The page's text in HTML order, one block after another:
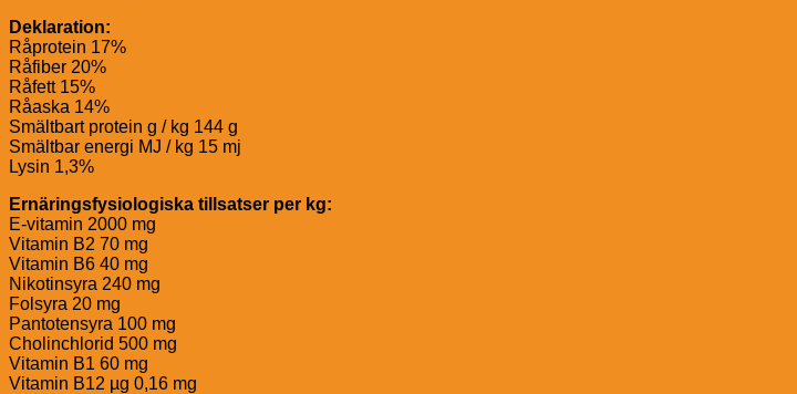
Deklaration:
Råprotein 17%
Råfiber 20%
Råfett 15%
Råaska 14%
Smältbart protein g / kg 144 g
Smältbar energi MJ / kg 15 mj
Lysin 1,3%
Ernäringsfysiologiska tillsatser per kg:
E-vitamin 2000 mg
Vitamin B2 70 mg
Vitamin B6 40 mg
Nikotinsyra 240 mg
Folsyra 20 mg
Pantotensyra 100 mg
Cholinchlorid 500 mg
Vitamin B1 60 mg
Vitamin B12 µg 0,16 mg